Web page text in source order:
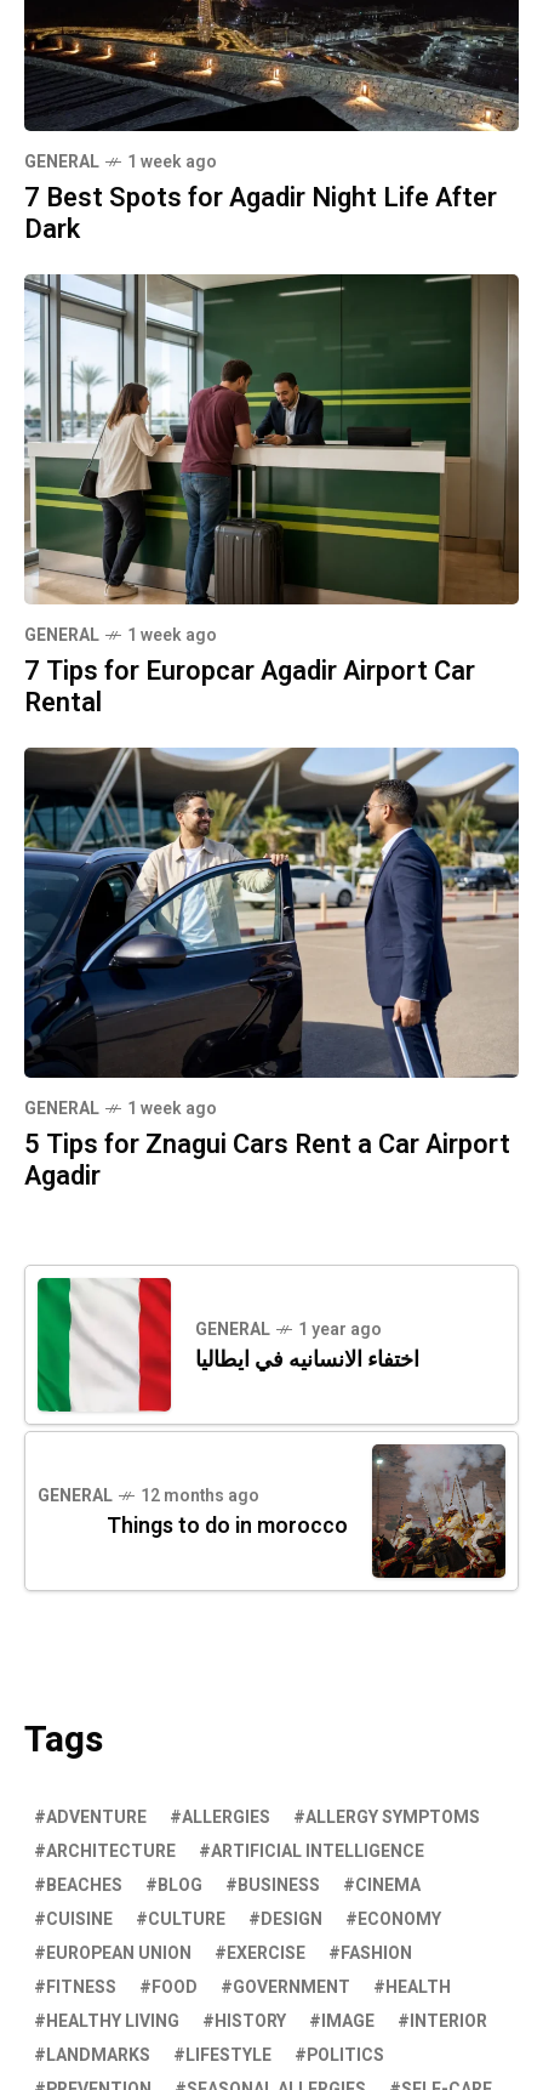
GENERAL 1 week ago
7 Best Spots for Agadir Night Life After
Dark
GENERAL 1 week ago
7 Tips for Europcar Agadir Airport Car
Rental
GENERAL 1 week ago
5 Tips for Znagui Cars Rent a Car Airport
Agadir
GENERAL 1 year ago
اختفاء الانسانيه في ايطاليا
GENERAL 12 months ago
Things to do in morocco
Tags
ADVENTURE ALLERGIES
ALLERGY SYMPTOMS
ARCHITECTURE
ARTIFICIAL INTELLIGENCE
BEACHES
BLOG BUSINESS
CINEMA
CUISINE
CULTURE DESIGN
ECONOMY
EUROPEAN UNION
EXERCISE
FASHION
FITNESS
FOOD GOVERNMENT
HEALTH
HEALTHY LIVING
HISTORY IMAGE
INTERIOR
LANDMARKS
LIFESTYLE
POLITICS